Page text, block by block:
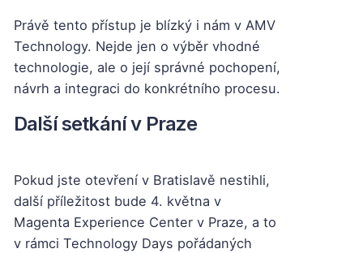
Právě tento přístup je blízký i nám v AMV
Technology. Nejde jen o výběr vhodné
technologie, ale o její správné pochopení,
návrh a integraci do konkrétního procesu.
Další setkání v Praze
Pokud jste otevření v Bratislavě nestihli,
další příležitost bude 4. května v
Magenta Experience Center v Praze, a to
v rámci Technology Days pořádaných